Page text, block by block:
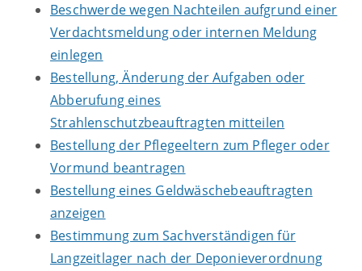
Beschwerde wegen Nachteilen aufgrund einer
Verdachtsmeldung oder internen Meldung
einlegen
Bestellung, Änderung der Aufgaben oder
Abberufung eines
Strahlenschutzbeauftragten mitteilen
Bestellung der Pflegeeltern zum Pfleger oder
Vormund beantragen
Bestellung eines Geldwäschebeauftragten
anzeigen
Bestimmung zum Sachverständigen für
Langzeitlager nach der Deponieverordnung